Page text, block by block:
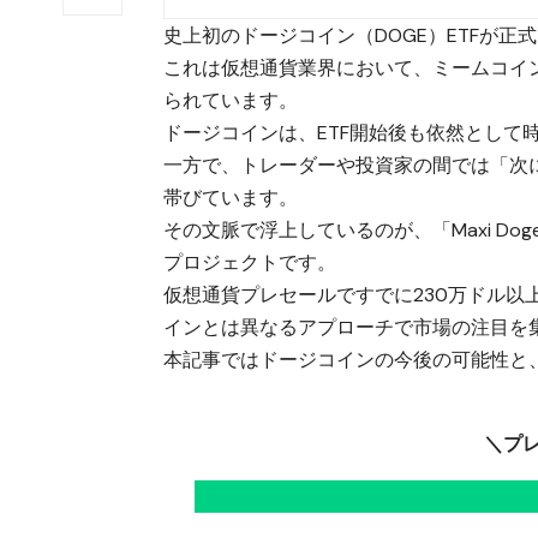
史上初のドージコイン（DOGE）ETFが正
これは仮想通貨業界において、ミームコ
られています。
ドージコインは、ETF開始後も依然とし
一方で、トレーダーや投資家の間では「
帯びています。
その文脈で浮上しているのが、「Maxi
プロジェクトです。
仮想通貨プレセールですでに230万ドル以
インとは異なるアプローチで市場の注目を
本記事ではドージコインの今後の可能性
＼プ